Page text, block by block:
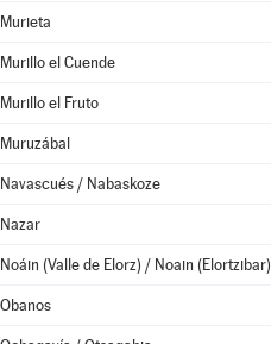
Murieta
Murillo el Cuende
Murillo el Fruto
Muruzábal
Navascués / Nabaskoze
Nazar
Noáin (Valle de Elorz) / Noain (Elortzibar)
Obanos